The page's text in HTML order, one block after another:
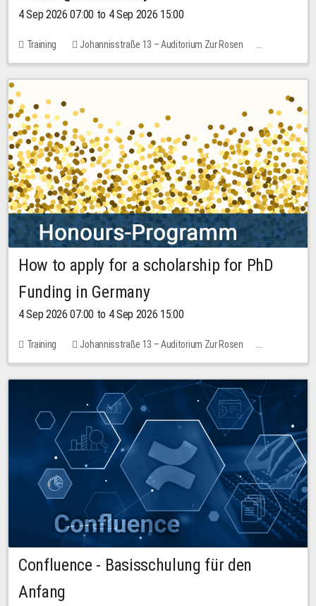
4 Sep 2026 07:00 to 4 Sep 2026 15:00
Training
Johannisstraße 13 – Auditorium Zur Rosen
7 places
10.00 EUR
How to apply for a scholarship for PhD
Funding in Germany
4 Sep 2026 07:00 to 4 Sep 2026 15:00
Training
Johannisstraße 13 – Auditorium Zur Rosen
No free places
Confluence - Basisschulung für den
Anfang